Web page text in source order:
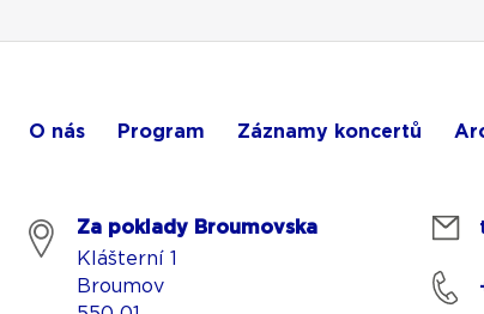
O nás Program Záznamy koncertů
Za poklady Broumovska
Klášterní 1
Broumov